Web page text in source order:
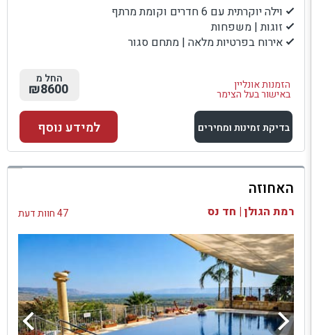
וילה יוקרתית עם 6 חדרים וקומת מרתף
זוגות | משפחות
אירוח בפרטיות מלאה | מתחם סגור
הזמנות אונליין
באישור בעל הצימר
החל מ
₪8600
בדיקת זמינות ומחירים
למתחם זה
בדיקת זמינות ומחירים
למידע נוסף
האחוזה
רמת הגולן | חד נס 47 חוות דעת